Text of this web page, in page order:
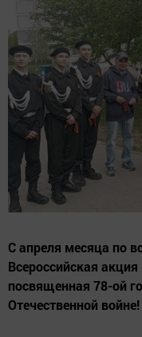
С апреля месяца по
Всероссийская акция
посвященная 78-ой
Отечественной войне!